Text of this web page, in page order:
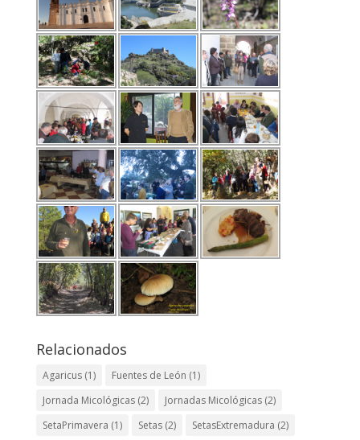
Relacionados
Agaricus(1) Fuentes de León (1)
Jornada Micológicas(2) Jornadas Micológicas(2)
SetaPrimavera (1) Setas(2) SetasExtremadura (2)